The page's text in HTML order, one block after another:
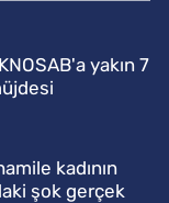
yakın 7
kadının
şok gerçek